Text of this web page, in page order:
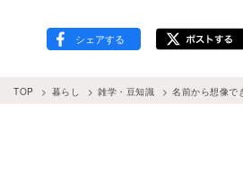
TOP 暮らし 雑学・豆知識 名前から想像で